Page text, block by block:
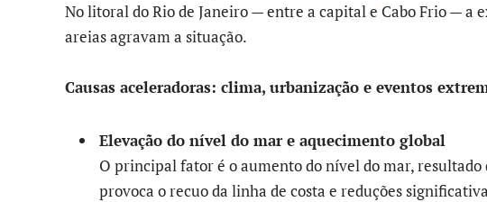
No litoral do Rio de Janeiro — entre a capital e Cabo Frio — a
areias agravam a situação.
Causas aceleradoras: clima, urbanização e eventos
Elevação do nível do mar e aquecimento global
O principal fator é o aumento do nível do mar, resultado
provoca o recuo da linha de costa e reduções